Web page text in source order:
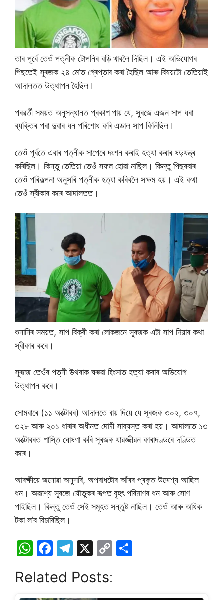
তাৰ পূৰ্বে তেওঁ পত্নীক টোপনিৰ বড়ি খাবলৈ দিছিল। এই অভিযোগৰ
পিছতেই সূৰজক ২৪ মে’ত গ্ৰেপ্তাৰ কৰা হৈছিল আৰু বিষয়টো তেতিয়াই
আদালতত উত্থাপন হৈছিল।
পৰৱৰ্তী সময়ত অনুসন্ধানত প্ৰকাশ পায় যে, সুৰজে এজন সাপ ধৰা
ব্যক্তিৰ পৰা দুবাৰ ধন পৰিশোধ কৰি এডাল সাপ কিনিছিল।
তেওঁ পূৰ্বতে এবাৰ পত্নীক সাপেৰে দংশন কৰাই হত্যা কৰাৰ ষড়যন্ত্ৰ
কৰিছিল। কিন্তু তেতিয়া তেওঁ সফল হোৱা নাছিল। কিন্তু পিছৰবাৰ
তেওঁ পৰিকল্পনা অনুসৰি পত্নীক হত্যা কৰিবলৈ সক্ষম হয়। এই কথা
তেওঁ স্বীকাৰ কৰে আদালতত।
শুনানিৰ সময়ত, সাপ বিক্ৰী কৰা লোকজনে সূৰজক এটা সাপ দিয়াৰ কথা
স্বীকাৰ কৰে।
সূৰজে তেওঁৰ পত্নী উথৰাক ঘৰুৱা হিংসাত হত্যা কৰাৰ অভিযোগ
উত্থাপন কৰে।
সোমবাৰে (১১ অক্টোবৰ) আদালতে ৰায় দিয়ে যে সূৰজক ৩০২, ৩০৭,
৩২৮ আৰু ২০১ ধাৰাৰ অধীনত দোষী সাব্যস্ত কৰা হয়। আদালতে ১৩
অক্টােবৰত শাস্তি ঘােষণা কৰি সূৰজক যাৱজ্জীৱন কাৰাদণ্ডৰে দণ্ডিত
কৰে।
আৰক্ষীয়ে জনোৱা অনুসৰি, অপৰাধটোৰ আঁৰৰ প্ৰকৃত উদ্দেশ্য আছিল
ধন। অৱশ্যে সূৰজে যৌতুকৰ ৰূপত বৃহৎ পৰিমাণৰ ধন আৰু সোণ
পাইছিল। কিন্তু তেওঁ সেই সমূহত সন্তুষ্ট নাছিল। তেওঁ আৰু অধিক
টকা ল’ব বিচাৰিছিল।
W
at
s
F
c
e
T
e
gr
X
C
y e
Related Posts: